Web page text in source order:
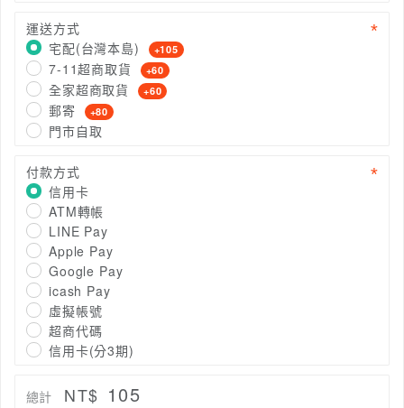
運送方式
宅配(台灣本島)
+105
7-11超商取貨 +60
全家超商取貨 +60
郵寄 +80
門市自取
付款方式
信用卡
ATM轉帳
LINE Pay
Apple Pay
Google Pay
icash Pay
虛擬帳號
超商代碼
信用卡(分3期)
總計 NT$ 105